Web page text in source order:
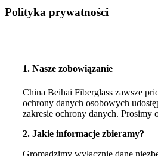
Polityka prywatności
1. Nasze zobowiązanie
China Beihai Fiberglass zawsze
ochrony danych osobowych
zakresie ochrony danych. Prosimy
2. Jakie informacje zbieramy?